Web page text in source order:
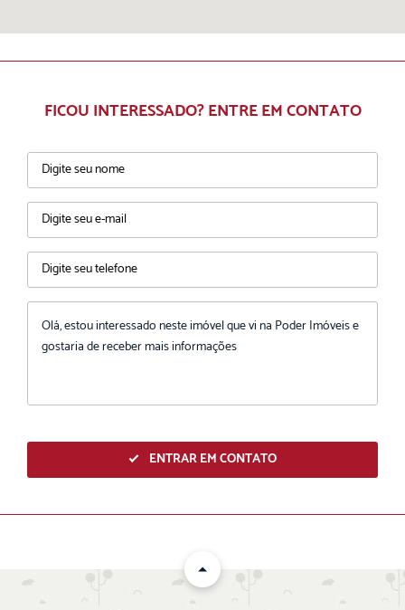
FICOU INTERESSADO? ENTRE EM CONTATO
ENTRAR EM CONTATO